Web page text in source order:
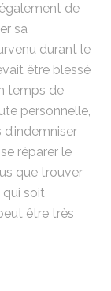
de
sa
durant le
être blessé
temps de
personnelle,
réparer le
que trouver
qui soit
être très